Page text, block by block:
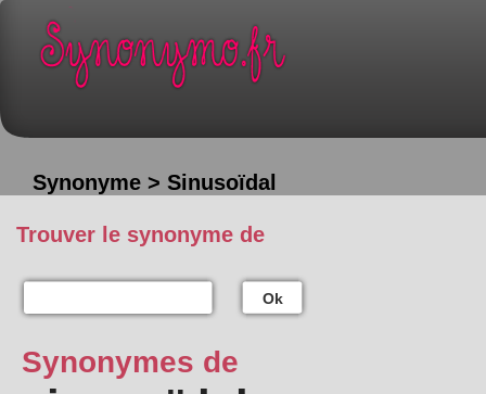
Synonyme > Sinusoïdal
Trouver le synonyme de
Ok
Synonymes de